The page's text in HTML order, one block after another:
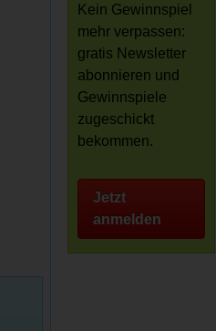
Kein Gewinnspiel
mehr verpassen:
gratis Newsletter
abonnieren und
Gewinnspiele
zugeschickt
bekommen.
Jetzt
anmelden